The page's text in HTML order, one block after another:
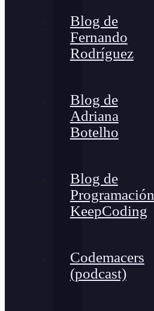
Blog de
Fernando
Rodríguez
Blog de
Adriana
Botelho
Blog de
Programación
KeepCoding
Codemacers
(podcast)